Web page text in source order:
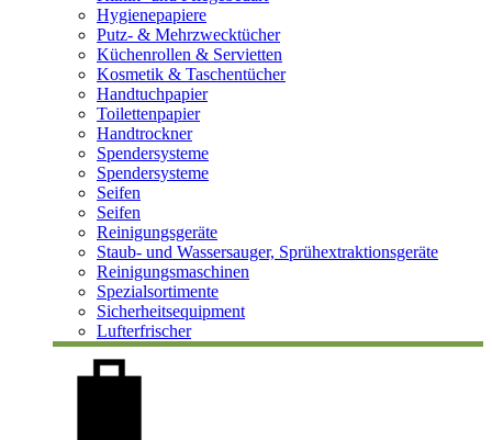
Hygienepapiere
Putz- & Mehrzwecktücher
Küchenrollen & Servietten
Kosmetik & Taschentücher
Handtuchpapier
Toilettenpapier
Handtrockner
Spendersysteme
Spendersysteme
Seifen
Seifen
Reinigungsgeräte
Staub- und Wassersauger, Sprühextraktionsgeräte
Reinigungsmaschinen
Spezialsortimente
Sicherheitsequipment
Lufterfrischer